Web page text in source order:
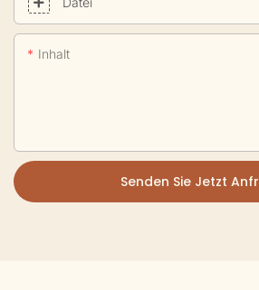
Inhalt
Senden Sie Jetzt